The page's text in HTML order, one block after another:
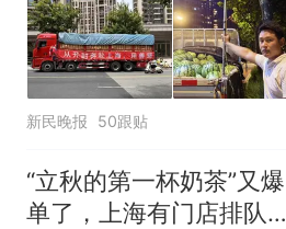
新民晚报 50跟贴
“立秋的第一杯奶茶”又爆
单了，上海有门店排队超